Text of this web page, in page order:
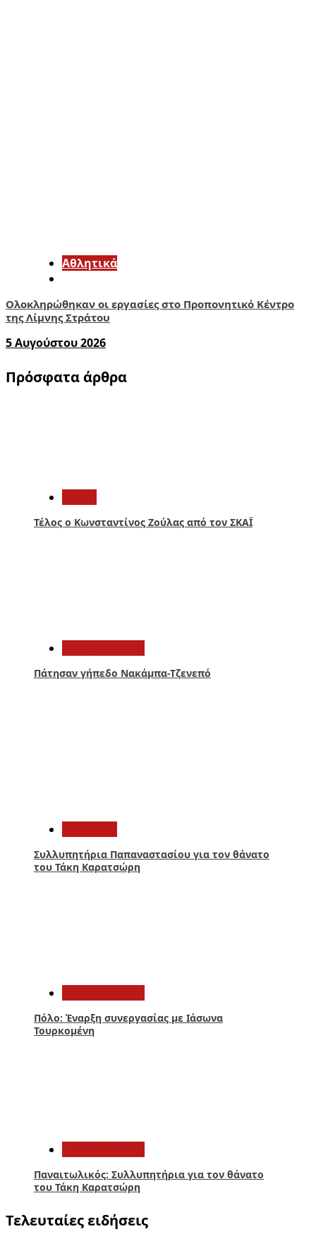
Αθλητικά
Ολοκληρώθηκαν οι εργασίες στο Προπονητικό Κέντρο
της Λίμνης Στράτου
5 Αυγούστου 2026
Πρόσφατα άρθρα
Τέλος ο Κωνσταντίνος Ζούλας από τον ΣΚΑΪ
Πάτησαν γήπεδο Νακάμπα-Τζενεπό
Συλλυπητήρια Παπαναστασίου για τον θάνατο
του Τάκη Καρατσώρη
Πόλο: Έναρξη συνεργασίας με Ιάσωνα
Τουρκομένη
Παναιτωλικός: Συλλυπητήρια για τον θάνατο
του Τάκη Καρατσώρη
Τελευταίες ειδήσεις